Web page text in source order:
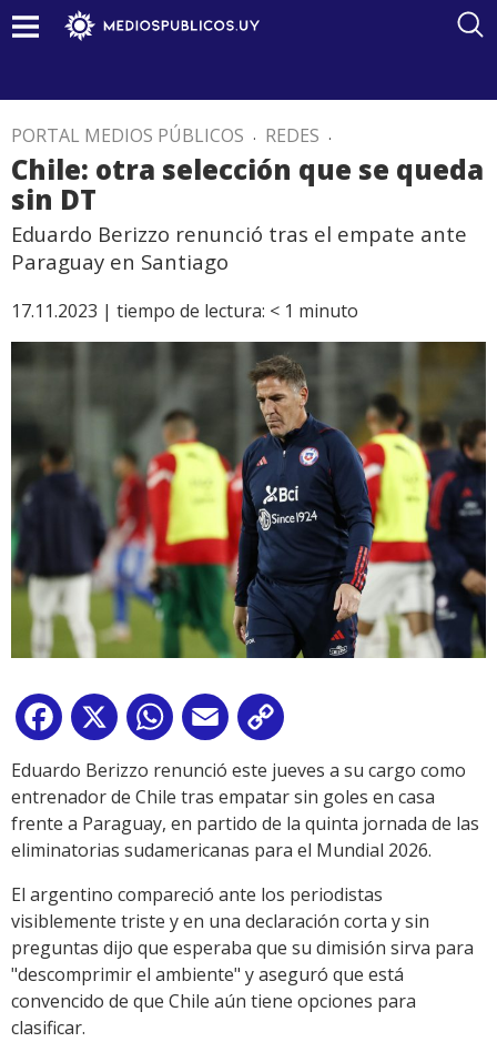
PORTAL MEDIOS PÚBLICOS . REDES .
Chile: otra selección que se queda
sin DT
Eduardo Berizzo renunció tras el empate ante
Paraguay en Santiago
17.11.2023 | tiempo de lectura: < 1 minuto
Facebook
X WhatsApp
Email
Link
Eduardo Berizzo renunció este jueves a su cargo como
entrenador de Chile tras empatar sin goles en casa
frente a Paraguay, en partido de la quinta jornada de las
eliminatorias sudamericanas para el Mundial 2026.
El argentino compareció ante los periodistas
visiblemente triste y en una declaración corta y sin
preguntas dijo que esperaba que su dimisión sirva para
"descomprimir el ambiente" y aseguró que está
convencido de que Chile aún tiene opciones para
clasificar.